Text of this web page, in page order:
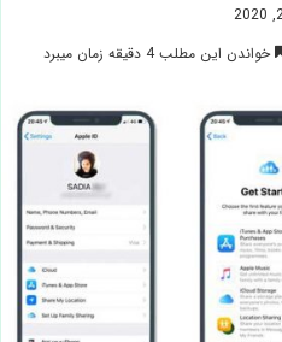
خواندن این مطلب 4 دقیقه زمان میبرد